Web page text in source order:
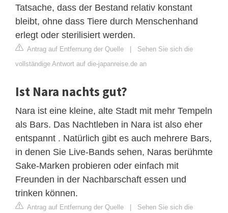
Tatsache, dass der Bestand relativ konstant
bleibt, ohne dass Tiere durch Menschenhand
erlegt oder sterilisiert werden.
Antrag auf Entfernung der Quelle | Sehen Sie sich die
vollständige Antwort auf die-japanreise.de an
Ist Nara nachts gut?
Nara ist eine kleine, alte Stadt mit mehr Tempeln
als Bars. Das Nachtleben in Nara ist also eher
entspannt . Natürlich gibt es auch mehrere Bars,
in denen Sie Live-Bands sehen, Naras berühmte
Sake-Marken probieren oder einfach mit
Freunden in der Nachbarschaft essen und
trinken können.
Antrag auf Entfernung der Quelle | Sehen Sie sich die